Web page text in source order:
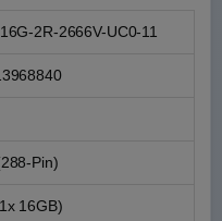
2R-2666V-UC0-11
Pin)
16GB)